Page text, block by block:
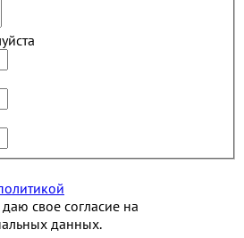
свое согласие на
данных.